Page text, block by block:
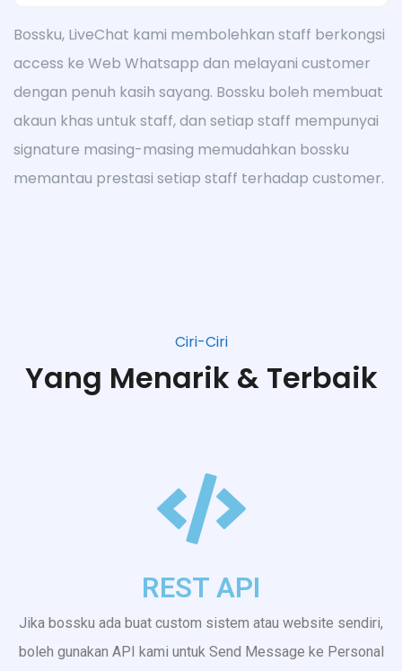
Bossku, LiveChat kami membolehkan staff berkongsi
access ke Web Whatsapp dan melayani customer
dengan penuh kasih sayang. Bossku boleh membuat
akaun khas untuk staff, dan setiap staff mempunyai
signature masing-masing memudahkan bossku
memantau prestasi setiap staff terhadap customer.
Ciri-Ciri
Yang Menarik & Terbaik
REST API
Jika bossku ada buat custom sistem atau website sendiri,
boleh gunakan API kami untuk Send Message ke Personal